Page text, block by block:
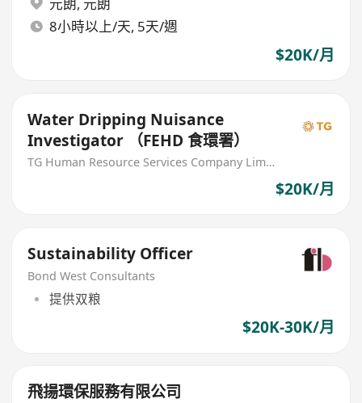
8小時以上/天, 5天/週
$20K/月
Water Dripping Nuisance
Investigator （FEHD 食環署）
TG Human Resource Services Company Limited
$20K/月
Sustainability Officer
Bond West Consultants
提供双粮
$20K-30K/月
飛揚環保服務有限公司